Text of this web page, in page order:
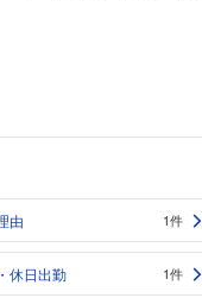
由 1件
休日出勤 1件